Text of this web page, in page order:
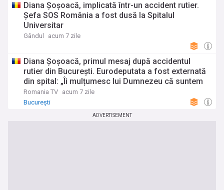
Diana Șoșoacă, implicată într-un accident rutier.
Șefa SOS România a fost dusă la Spitalul
Universitar
Gândul acum 7 zile
Diana Șoșoacă, primul mesaj după accidentul
rutier din București. Eurodeputata a fost externată
din spital: „Îi mulțumesc lui Dumnezeu că suntem
în viață, atât eu, dar mai ales fiica mea”
Romania TV acum 7 zile
București
ADVERTISEMENT